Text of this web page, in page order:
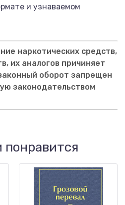
и узнаваемом
наркотических средств,
их аналогов причиняет
оборот запрещен
законодательством